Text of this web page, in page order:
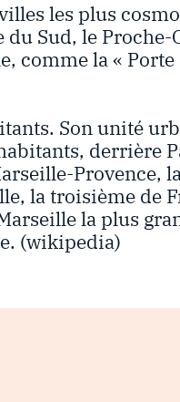
les plus
du Sud, le Proche-
comme la « Porte
Son unité
derrière
Provence,
la troisième de
la plus
(wikipedia)